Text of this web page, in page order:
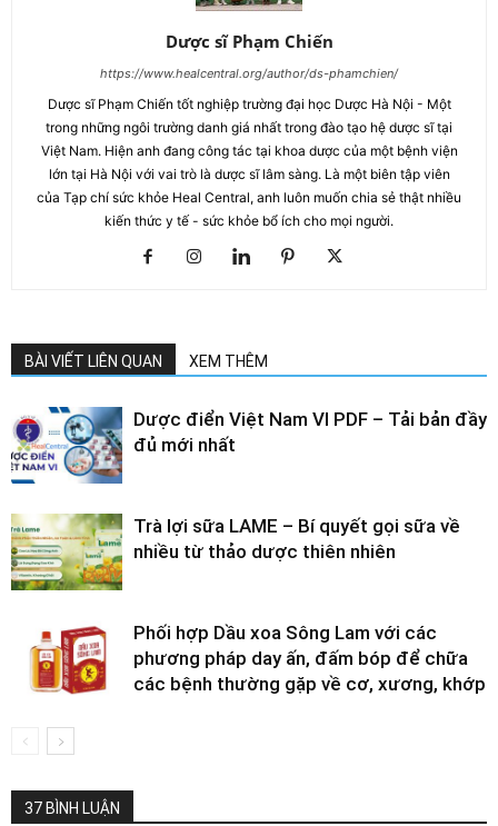
Dược sĩ Phạm Chiến
https://www.healcentral.org/author/ds-phamchien/
Dược sĩ Phạm Chiến tốt nghiệp trường đại học Dược Hà Nội - Một
trong những ngôi trường danh giá nhất trong đào tạo hệ dược sĩ tại
Việt Nam. Hiện anh đang công tác tại khoa dược của một bệnh viện
lớn tại Hà Nội với vai trò là dược sĩ lâm sàng. Là một biên tập viên
của Tạp chí sức khỏe Heal Central, anh luôn muốn chia sẻ thật nhiều
kiến thức y tế - sức khỏe bổ ích cho mọi người.
BÀI VIẾT LIÊN QUAN XEM THÊM
Dược điển Việt Nam VI PDF – Tải bản đầy
đủ mới nhất
Trà lợi sữa LAME – Bí quyết gọi sữa về
nhiều từ thảo dược thiên nhiên
Phối hợp Dầu xoa Sông Lam với các
phương pháp day ấn, đấm bóp để chữa
các bệnh thường gặp về cơ, xương, khớp
37 BÌNH LUẬN